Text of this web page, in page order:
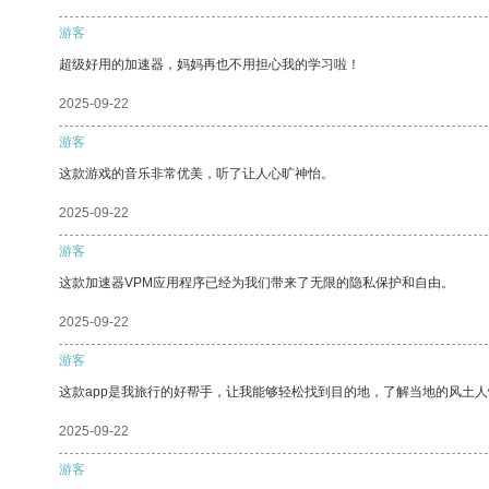
游客
超级好用的加速器，妈妈再也不用担心我的学习啦！
2025-09-22
游客
这款游戏的音乐非常优美，听了让人心旷神怡。
2025-09-22
游客
这款加速器VPM应用程序已经为我们带来了无限的隐私保护和自由。
2025-09-22
游客
这款app是我旅行的好帮手，让我能够轻松找到目的地，了解当地的风土
2025-09-22
游客